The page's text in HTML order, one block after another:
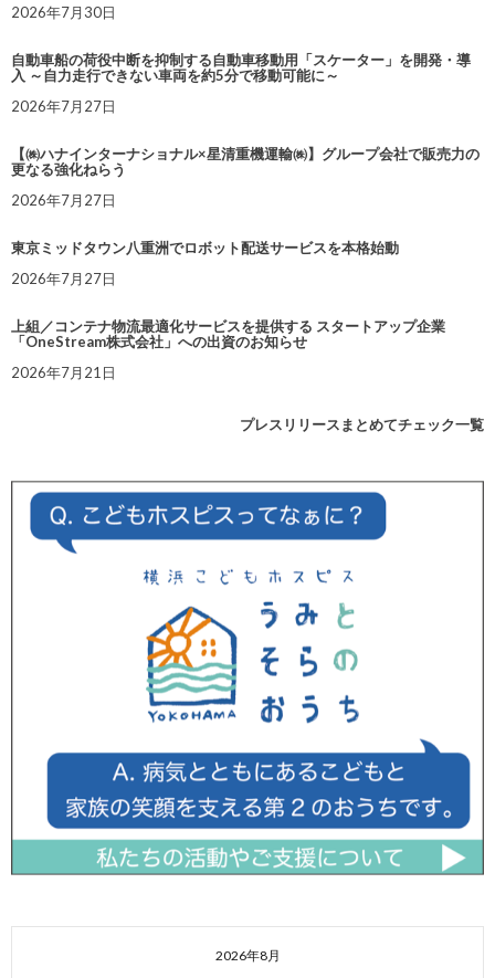
2026年7月30日
自動車船の荷役中断を抑制する自動車移動用「スケーター」を開発・導
入 ～自力走行できない車両を約5分で移動可能に～
2026年7月27日
【㈱ハナインターナショナル×星清重機運輸㈱】グループ会社で販売力の
更なる強化ねらう
2026年7月27日
東京ミッドタウン八重洲でロボット配送サービスを本格始動
2026年7月27日
上組／コンテナ物流最適化サービスを提供する スタートアップ企業
「OneStream株式会社」への出資のお知らせ
2026年7月21日
プレスリリースまとめてチェック一覧
2026年8月